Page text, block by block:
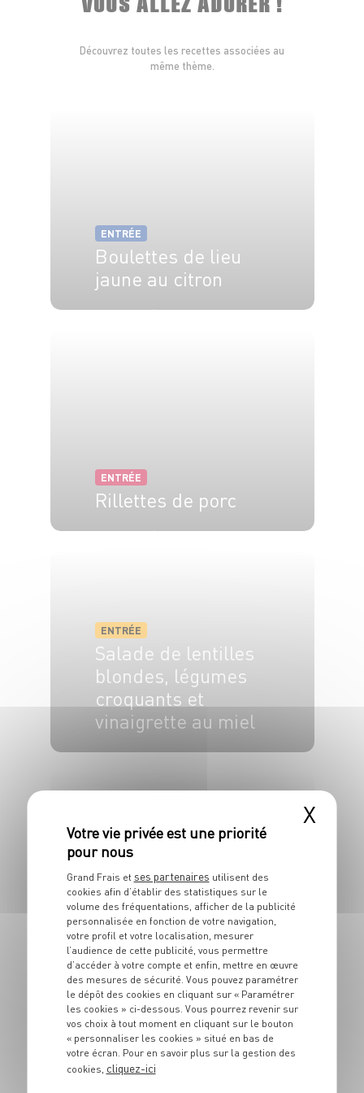
Découvrez toutes les recettes associées au
même thème.
ENTRÉE
Boulettes de lieu
jaune au citron
ENTRÉE
Rillettes de porc
ENTRÉE
Salade de lentilles
blondes, légumes
croquants et
vinaigrette au miel
ENTRÉE
Soupe à l'oignon
4 pers. 15 min 20 min
X
Grand Frais et ses partenaires utilisent des
cookies afin d’établir des statistiques sur le
volume des fréquentations, afficher de la publicité
personnalisée en fonction de votre navigation,
votre profil et votre localisation, mesurer
l’audience de cette publicité, vous permettre
d’accéder à votre compte et enfin, mettre en œuvre
des mesures de sécurité. Vous pouvez paramétrer
le dépôt des cookies en cliquant sur « Paramétrer
les cookies » ci-dessous. Vous pourrez revenir sur
vos choix à tout moment en cliquant sur le bouton
« personnaliser les cookies » situé en bas de
votre écran. Pour en savoir plus sur la gestion des
cookies, cliquez-ici